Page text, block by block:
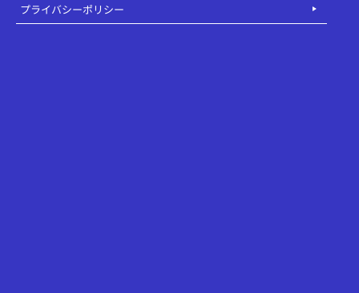
プライバシーポリシー